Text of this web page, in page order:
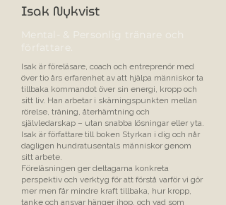
Isak Nykvist
Mental- & Personlig tränare och
författare.
Isak är föreläsare, coach och entreprenör med
över tio års erfarenhet av att hjälpa människor ta
tillbaka kommandot över sin energi, kropp och
sitt liv. Han arbetar i skärningspunkten mellan
rörelse, träning, återhämtning och
självledarskap – utan snabba lösningar eller yta.
Isak är författare till boken Styrkan i dig och når
dagligen hundratusentals människor genom
sitt arbete.
Föreläsningen ger deltagarna konkreta
perspektiv och verktyg för att förstå varför vi gör
mer men får mindre kraft tillbaka, hur kropp,
tanke och ansvar hänger ihop, och vad som